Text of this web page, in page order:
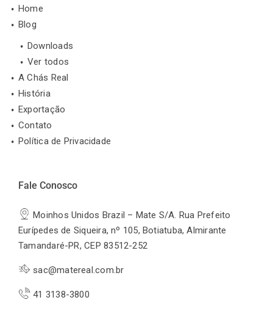
Home
Blog
Downloads
Ver todos
A Chás Real
História
Exportação
Contato
Política de Privacidade
Fale Conosco
Moinhos Unidos Brazil – Mate S/A. Rua Prefeito
Eurípedes de Siqueira, nº 105, Botiatuba, Almirante
Tamandaré-PR, CEP 83512-252
sac@matereal.com.br
41 3138-3800